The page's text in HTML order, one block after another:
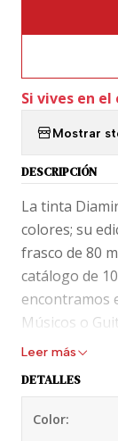
Si vives en
Mostrar
DESCRIPCIÓN
La tinta
colores; su
frasco de 80
catálogo de
encontramos
Músicos o
Tinta
plástico.
En los blogs
Leer más
DETALLES
Color: